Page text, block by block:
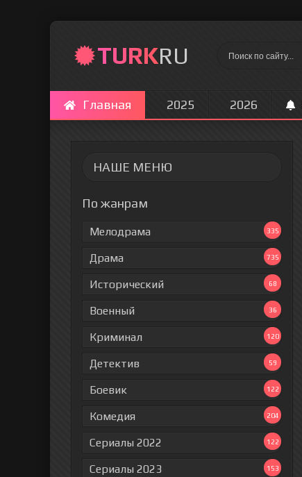
TURKRU
Главная 2025 2026
НАШЕ МЕНЮ
По жанрам
Мелодрама 335
Драма 735
Исторический 68
Военный 36
Криминал 120
Детектив 59
Боевик 122
Комедия 204
Сериалы 2022 122
Сериалы 2023 153